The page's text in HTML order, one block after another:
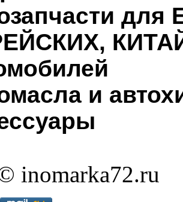
и
inomarka72.ru